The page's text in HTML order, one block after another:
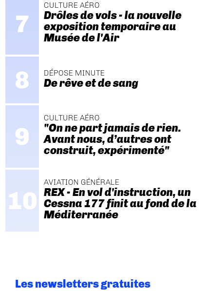
CULTURE AÉRO
Drôles de vols - la nouvelle
exposition temporaire au
Musée de l'Air
DÉPOSE MINUTE
De rêve et de sang
CULTURE AÉRO
"On ne part jamais de rien.
Avant nous, d’autres ont
construit, expérimenté"
AVIATION GÉNÉRALE
REX - En vol d'instruction, un
Cessna 177 finit au fond de la
Méditerranée
Les newsletters gratuites